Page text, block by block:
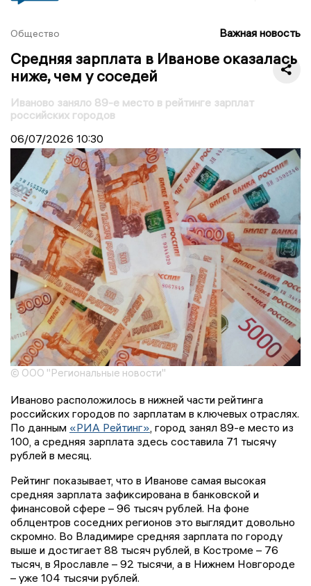
Общество Важная новость
Средняя зарплата в Иванове оказалась
ниже, чем у соседей
Иваново заняло 89-е место в рейтинге зарплат
российских городов
06/07/2026 10:30
© ООО "Региональные новости"
Иваново расположилось в нижней части рейтинга
российских городов по зарплатам в ключевых отраслях.
По данным «РИА Рейтинг», город занял 89-е место из
100, а средняя зарплата здесь составила 71 тысячу
рублей в месяц.
Рейтинг показывает, что в Иванове самая высокая
средняя зарплата зафиксирована в банковской и
финансовой сфере – 96 тысяч рублей. На фоне
облцентров соседних регионов это выглядит довольно
скромно. Во Владимире средняя зарплата по городу
выше и достигает 88 тысяч рублей, в Костроме – 76
тысяч, в Ярославле – 92 тысячи, а в Нижнем Новгороде
– уже 104 тысячи рублей.